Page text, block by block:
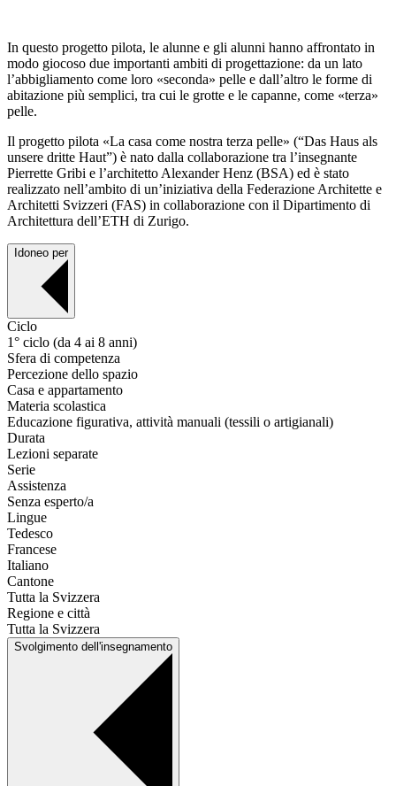
In questo progetto pilota, le alunne e gli alunni hanno affrontato in
modo giocoso due importanti ambiti di progettazione: da un lato
l’abbigliamento come loro «seconda» pelle e dall’altro le forme di
abitazione più semplici, tra cui le grotte e le capanne, come «terza»
pelle.
Il progetto pilota «La casa come nostra terza pelle» (“Das Haus als
unsere dritte Haut”) è nato dalla collaborazione tra l’insegnante
Pierrette Gribi e l’architetto Alexander Henz (BSA) ed è stato
realizzato nell’ambito di un’iniziativa della Federazione Architette e
Architetti Svizzeri (FAS) in collaborazione con il Dipartimento di
Architettura dell’ETH di Zurigo.
Idoneo per
Ciclo
1° ciclo (da 4 ai 8 anni)
Sfera di competenza
Percezione dello spazio
Casa e appartamento
Materia scolastica
Educazione figurativa, attività manuali (tessili o artigianali)
Durata
Lezioni separate
Serie
Assistenza
Senza esperto/a
Lingue
Tedesco
Francese
Italiano
Cantone
Tutta la Svizzera
Regione e città
Tutta la Svizzera
Svolgimento dell'insegnamento